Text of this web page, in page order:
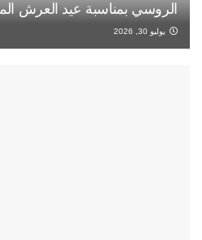
الروسي بمناسبة عيد العرش
يوليو 30, 2026